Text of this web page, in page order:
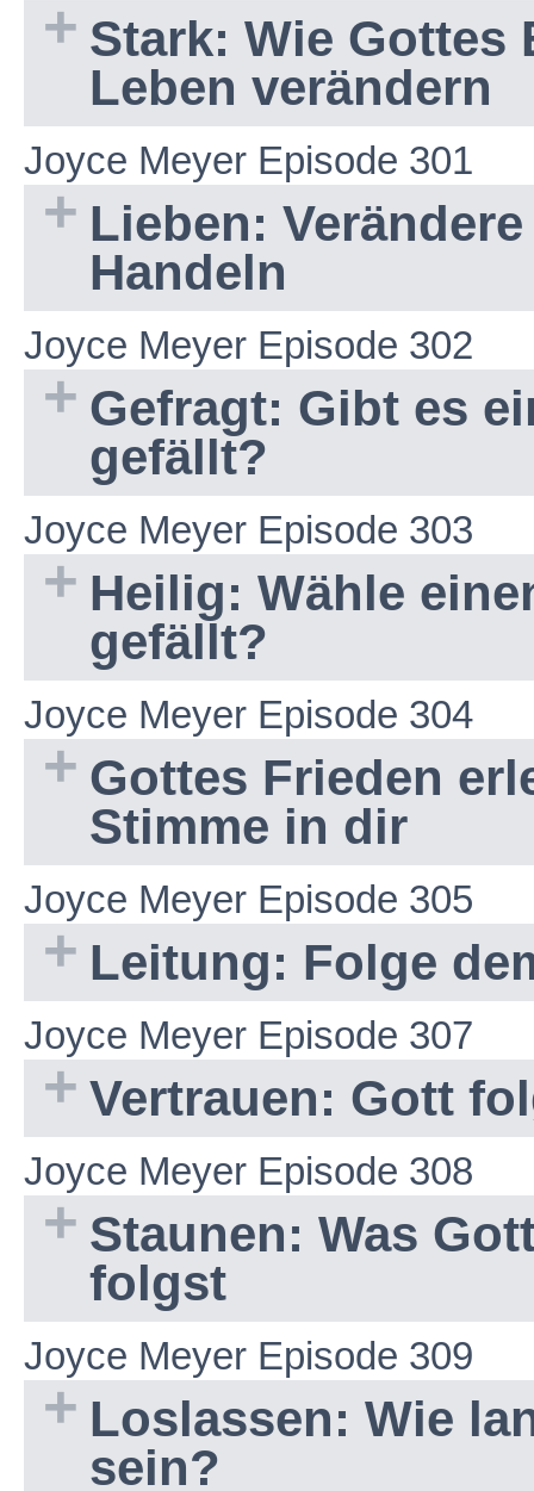
Stark: Wie Gottes
Leben verändern
Joyce Meyer Episode 301
Lieben:
Handeln
Joyce Meyer Episode 302
Gefragt: Gibt es
gefällt?
Joyce Meyer Episode 303
Heilig: Wähle
gefällt?
Joyce Meyer Episode 304
Gottes Frieden
Stimme in dir
Joyce Meyer Episode 305
Leitung: Folge
Joyce Meyer Episode 307
Vertrauen: Gott
Joyce Meyer Episode 308
Staunen: Was
folgst
Joyce Meyer Episode 309
Loslassen: Wie
sein?